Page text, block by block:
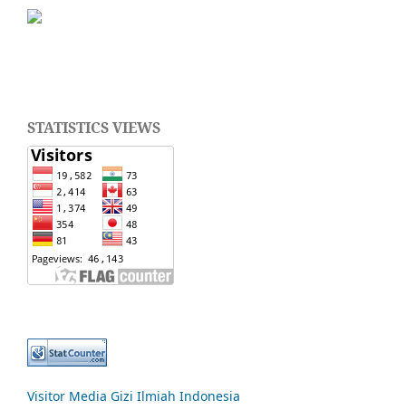
STATISTICS VIEWS
Visitor Media Gizi Ilmiah Indonesia